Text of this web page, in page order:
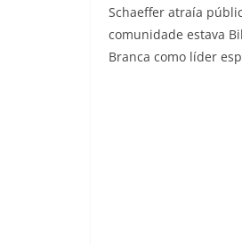
Schaeffer atraía
comunidade estava
Branca como líder